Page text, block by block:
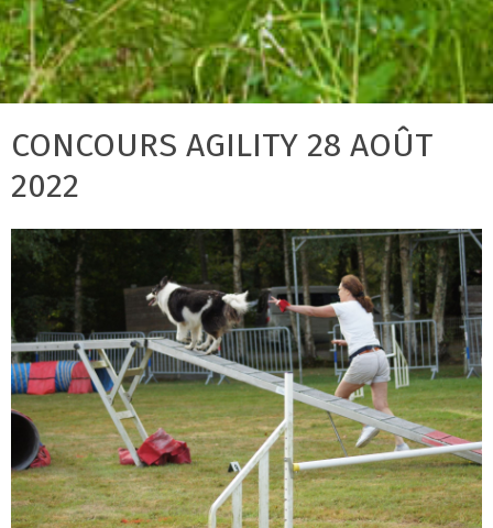
CONCOURS AGILITY 28 AOÛT
2022